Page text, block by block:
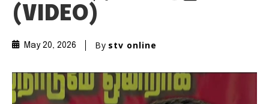
(VIDEO)
May 20, 2026 By stv online